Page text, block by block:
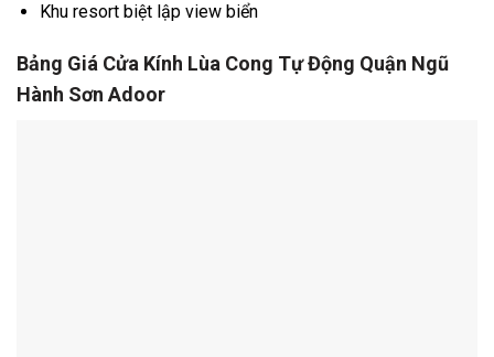
Khu resort biệt lập view biển
Bảng Giá Cửa Kính Lùa Cong Tự Động Quận Ngũ
Hành Sơn Adoor